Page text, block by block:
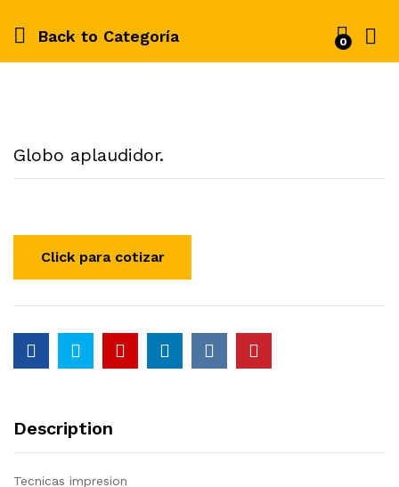
Back to Categoría 0
Globo aplaudidor.
Description
Tecnicas impresion